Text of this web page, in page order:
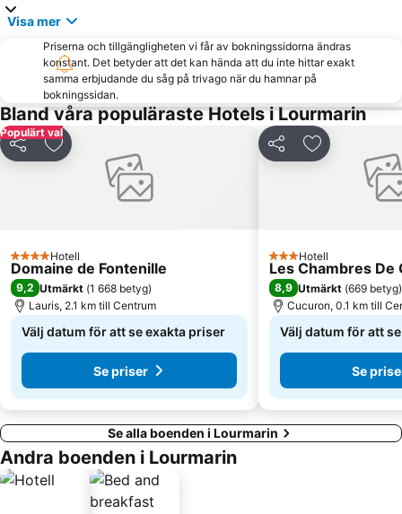
Visa mer
Priserna och tillgängligheten vi får av bokningssidorna ändras
konstant. Det betyder att det kan hända att du inte hittar exakt
samma erbjudande du såg på trivago när du hamnar på
bokningssidan.
Bland våra populäraste Hotels i Lourmarin
Populärt val
Dela Lägg till i Mina Favoriter
4 Stjärnor
Hotell
Domaine de Fontenille
9,2 Utmärkt (1 668 betyg)
Lauris, 2.1 km till Centrum
Välj datum för att se exakta priser
Se priser
Dela Lägg till i
3 Stjärnor
Hotell
Les Chambres De
8,9 Utmärkt (669 betyg)
Cucuron, 0.1 km till
Välj datum för att
Se
Se alla boenden i Lourmarin
Andra boenden i Lourmarin